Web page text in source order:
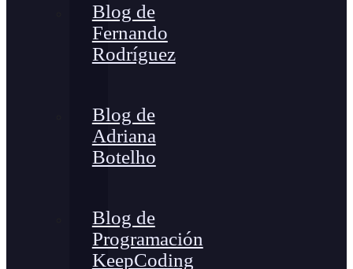
Blog de
Fernando
Rodríguez
Blog de
Adriana
Botelho
Blog de
Programación
KeepCoding